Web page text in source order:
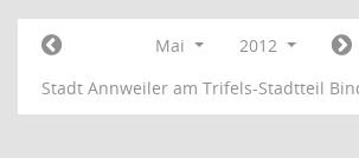
Mai 2012
Stadt Annweiler am Trifels-Stadtteil